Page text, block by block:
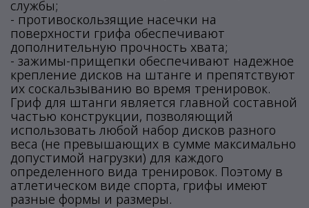
службы;
- противоскользящие насечки на
поверхности грифа обеспечивают
дополнительную прочность хвата;
- зажимы-прищепки обеспечивают надежное
крепление дисков на штанге и препятствуют
их соскальзыванию во время тренировок.
Гриф для штанги является главной составной
частью конструкции, позволяющий
использовать любой набор дисков разного
веса (не превышающих в сумме максимально
допустимой нагрузки) для каждого
определенного вида тренировок. Поэтому в
атлетическом виде спорта, грифы имеют
разные формы и размеры.